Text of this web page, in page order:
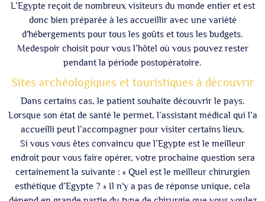
L’Egypte reçoit de nombreux visiteurs du monde entier et est
donc bien préparée à les accueillir avec une variété
d'hébergements pour tous les goûts et tous les budgets.
Medespoir choisit pour vous l’hôtel où vous pouvez rester
pendant la période postopératoire.
Sites archéologiques et touristiques à découvrir
Dans certains cas, le patient souhaite découvrir le pays.
Lorsque son état de santé le permet, l’assistant médical qui l’a
accueilli peut l’accompagner pour visiter certains lieux.
Si vous vous êtes convaincu que l’Egypte est le meilleur
endroit pour vous faire opérer, votre prochaine question sera
certainement la suivante : « Quel est le meilleur chirurgien
esthétique d’Egypte ? » Il n'y a pas de réponse unique, cela